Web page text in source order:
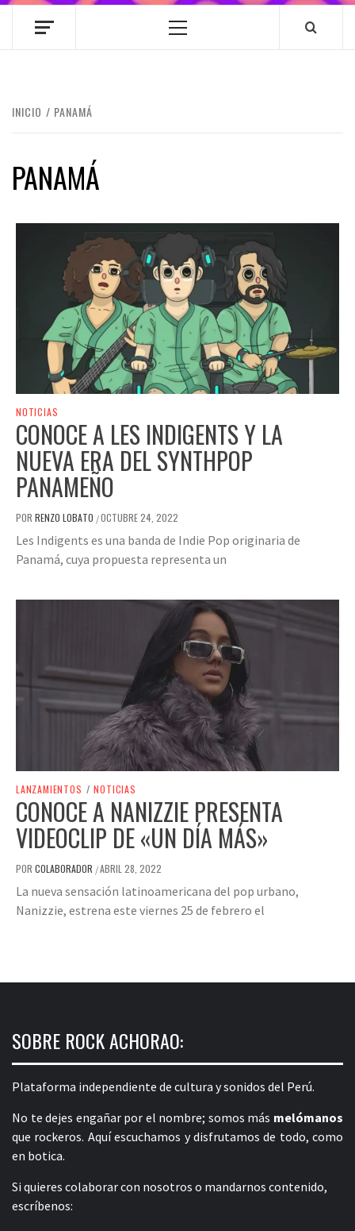
Menú
INICIO PANAMÁ
PANAMÁ
NOTICIAS
CONOCE A LES INDIGENTS Y LA
NUEVA ERA DEL SYNTHPOP
PANAMEÑO
POR RENZO LOBATO /OCTUBRE 24, 2022
Les Indigents es una banda de Indie Pop originaria de
Panamá, cuya propuesta representa un
LANZAMIENTOS / NOTICIAS
CONOCE A NANIZZIE PRESENTA
VIDEOCLIP DE «UN DÍA MÁS»
POR COLABORADOR /ABRIL 28, 2022
La nueva sensación latinoamericana del pop urbano,
Nanizzie, estrena este viernes 25 de febrero el
SOBRE ROCK ACHORAO:
Plataforma independiente de cultura y sonidos del Perú.
No te dejes engañar por el nombre; somos más melómanos
que rockeros. Aquí escuchamos y disfrutamos de todo, como
en botica.
Si quieres colaborar con nosotros o mandarnos contenido,
escríbenos: